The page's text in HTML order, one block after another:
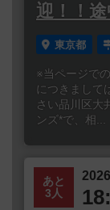
迎！！
東京都
※当ページで
につきまして
さい品川区大
ンズ*で、相...
あと
3人
2026